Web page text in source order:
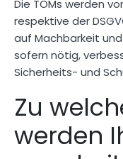
Die TOMs werden
respektive der
auf Machbarkeit
sofern nötig,
Sicherheits- und
Zu
werden